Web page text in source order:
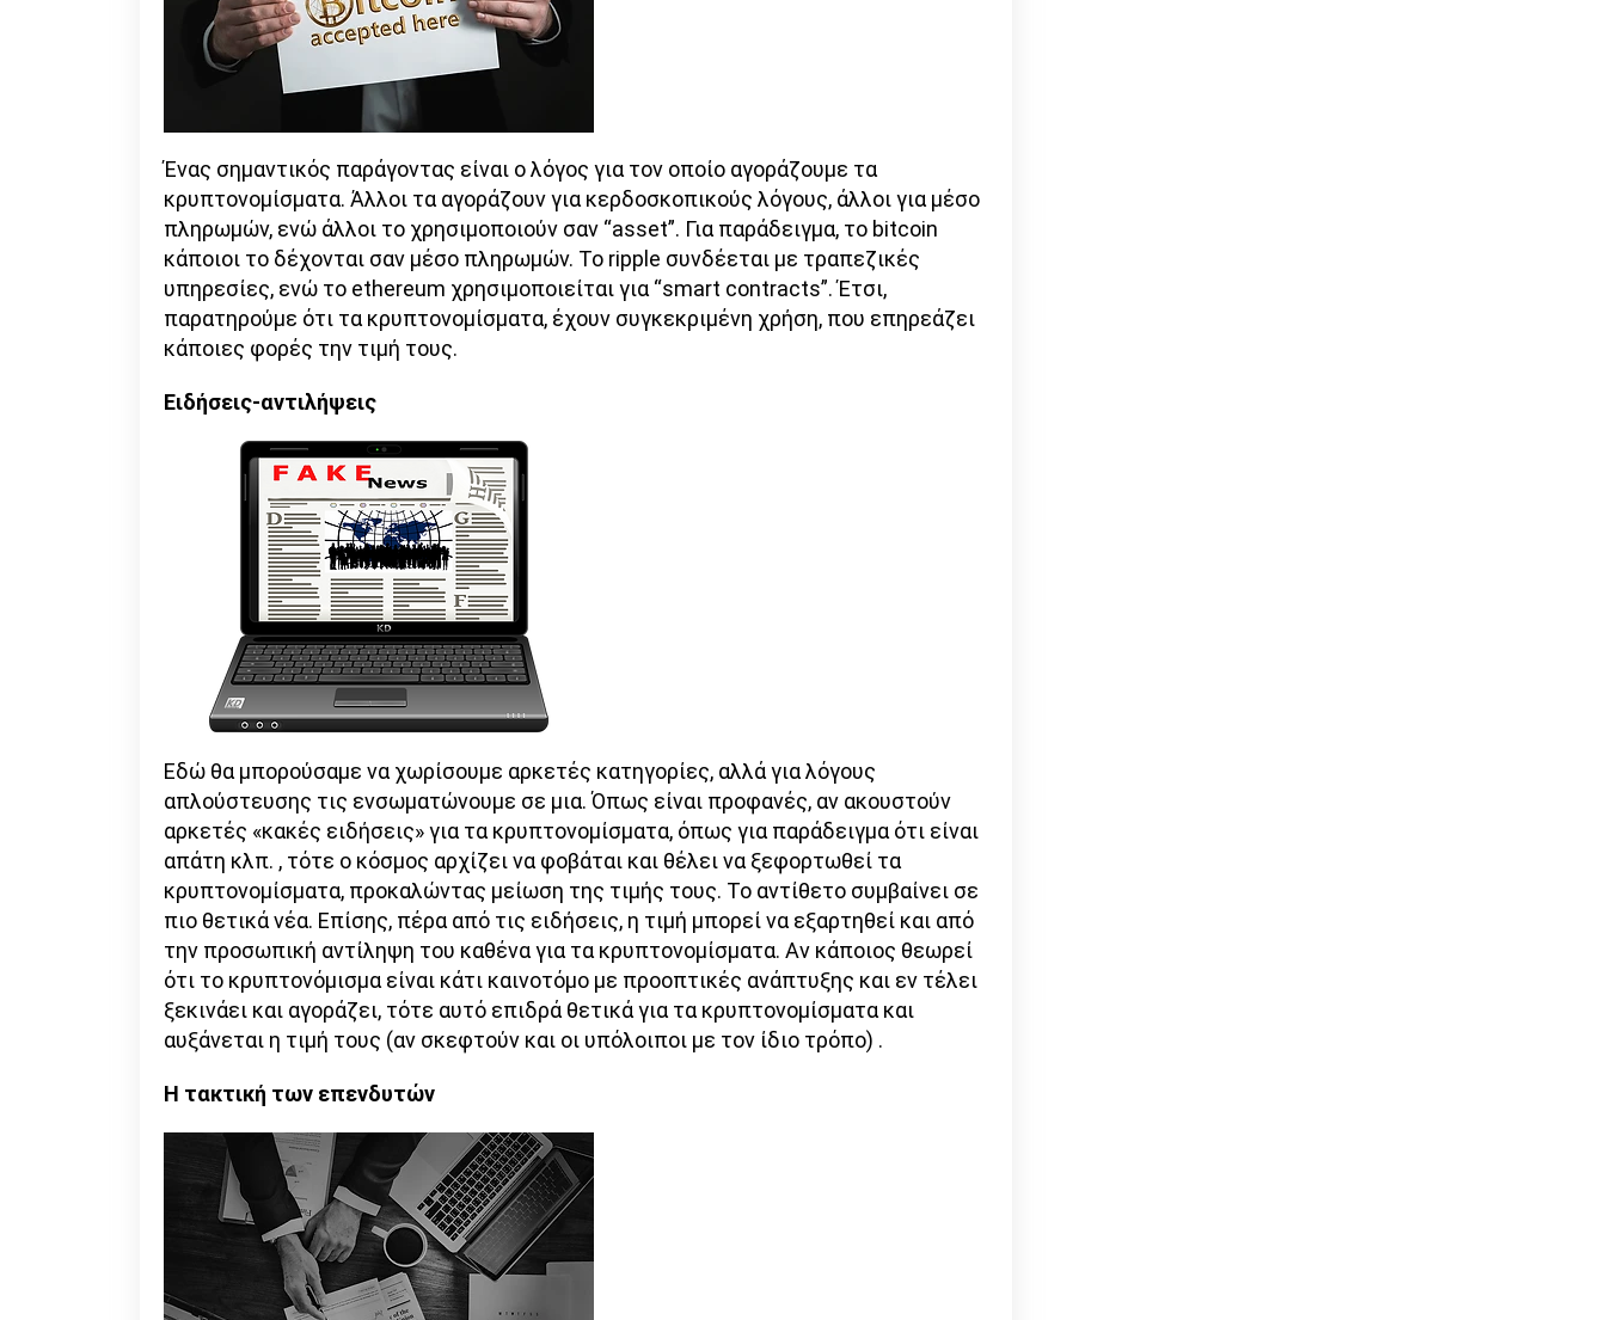
Ένας σημαντικός παράγοντας είναι ο λόγος για τον οποίο αγοράζουμε τα
κρυπτονομίσματα. Άλλοι τα αγοράζουν για κερδοσκοπικούς λόγους, άλλοι για μέσο
πληρωμών, ενώ άλλοι το χρησιμοποιούν σαν “asset”. Για παράδειγμα, το bitcoin
κάποιοι το δέχονται σαν μέσο πληρωμών. Το ripple συνδέεται με τραπεζικές
υπηρεσίες, ενώ το ethereum χρησιμοποιείται για “smart contracts”. Έτσι,
παρατηρούμε ότι τα κρυπτονομίσματα, έχουν συγκεκριμένη χρήση, που επηρεάζει
κάποιες φορές την τιμή τους.
Ειδήσεις-αντιλήψεις
Εδώ θα μπορούσαμε να χωρίσουμε αρκετές κατηγορίες, αλλά για λόγους
απλούστευσης τις ενσωματώνουμε σε μια. Όπως είναι προφανές, αν ακουστούν
αρκετές «κακές ειδήσεις» για τα κρυπτονομίσματα, όπως για παράδειγμα ότι είναι
απάτη κλπ. , τότε ο κόσμος αρχίζει να φοβάται και θέλει να ξεφορτωθεί τα
κρυπτονομίσματα, προκαλώντας μείωση της τιμής τους. Το αντίθετο συμβαίνει σε
πιο θετικά νέα. Επίσης, πέρα από τις ειδήσεις, η τιμή μπορεί να εξαρτηθεί και από
την προσωπική αντίληψη του καθένα για τα κρυπτονομίσματα. Αν κάποιος θεωρεί
ότι το κρυπτονόμισμα είναι κάτι καινοτόμο με προοπτικές ανάπτυξης και εν τέλει
ξεκινάει και αγοράζει, τότε αυτό επιδρά θετικά για τα κρυπτονομίσματα και
αυξάνεται η τιμή τους (αν σκεφτούν και οι υπόλοιποι με τον ίδιο τρόπο) .
Η τακτική των επενδυτών